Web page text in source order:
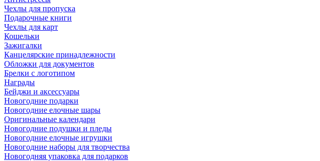
Чехлы для пропуска
Подарочные книги
Чехлы для карт
Кошельки
Зажигалки
Канцелярские принадлежности
Обложки для документов
Брелки с логотипом
Награды
Бейджи и аксессуары
Новогодние подарки
Новогодние елочные шары
Оригинальные календари
Новогодние подушки и пледы
Новогодние елочные игрушки
Новогодние наборы для творчества
Новогодняя упаковка для подарков